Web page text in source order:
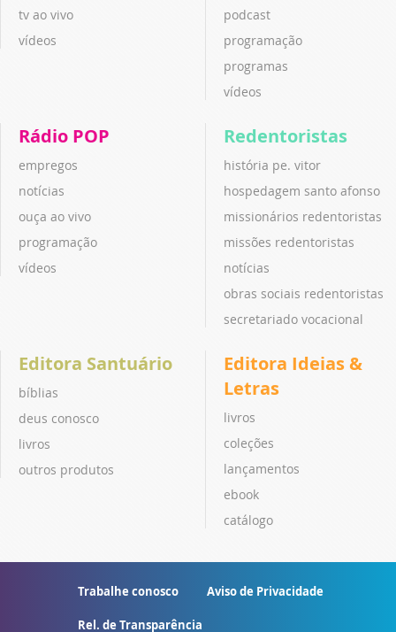
tv ao vivo
vídeos
podcast
programação
programas
vídeos
Rádio POP
empregos
notícias
ouça ao vivo
programação
vídeos
Redentoristas
história pe. vitor
hospedagem santo afonso
missionários redentoristas
missões redentoristas
notícias
obras sociais redentoristas
secretariado vocacional
Editora Santuário
bíblias
deus conosco
livros
outros produtos
Editora Ideias &
Letras
livros
coleções
lançamentos
ebook
catálogo
Trabalhe conosco Aviso de Privacidade
Rel. de Transparência